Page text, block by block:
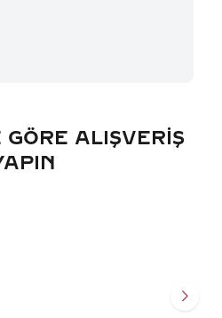
GÖRE ALIŞVERIŞ